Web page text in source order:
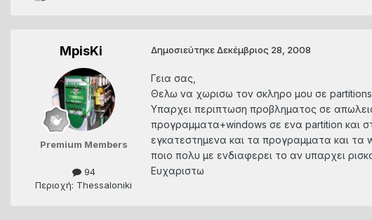
MpisKi
Premium Members
94
Περιοχή: Thessaloniki
ΔημοσιεύτηκεΔεκέμβριος 28, 2008
Γεια σας,
Θελω να χωρισω τον σκληρο μου σε
Υπαρχει περιπτωση προβληματος σε
προγραμματα+windows σε ενα partition και
εγκατεστημενα και τα προγραμματα και τα
ποιο πολυ με ενδιαφερει το αν υπαρχει
Ευχαριστω